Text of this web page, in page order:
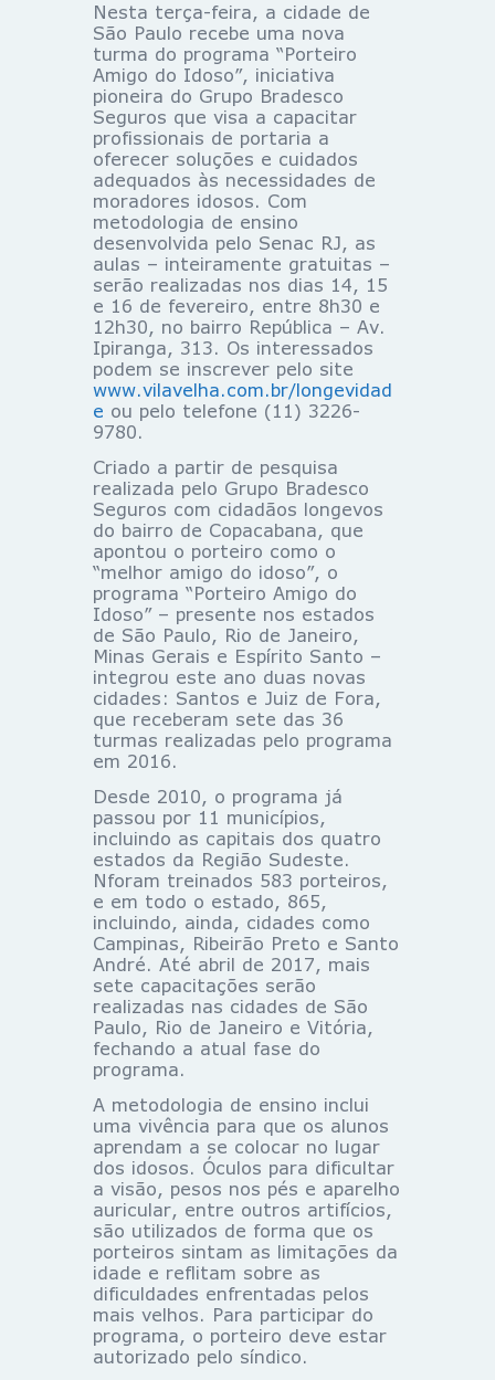
Nesta terça-feira, a cidade de
São Paulo recebe uma nova
turma do programa “Porteiro
Amigo do Idoso”, iniciativa
pioneira do Grupo Bradesco
Seguros que visa a capacitar
profissionais de portaria a
oferecer soluções e cuidados
adequados às necessidades de
moradores idosos. Com
metodologia de ensino
desenvolvida pelo Senac RJ, as
aulas – inteiramente gratuitas –
serão realizadas nos dias 14, 15
e 16 de fevereiro, entre 8h30 e
12h30, no bairro República – Av.
Ipiranga, 313. Os interessados
podem se inscrever pelo site
www.vilavelha.com.br/longevidad
e ou pelo telefone (11) 3226-
9780.
Criado a partir de pesquisa
realizada pelo Grupo Bradesco
Seguros com cidadãos longevos
do bairro de Copacabana, que
apontou o porteiro como o
“melhor amigo do idoso”, o
programa “Porteiro Amigo do
Idoso” – presente nos estados
de São Paulo, Rio de Janeiro,
Minas Gerais e Espírito Santo –
integrou este ano duas novas
cidades: Santos e Juiz de Fora,
que receberam sete das 36
turmas realizadas pelo programa
em 2016.
Desde 2010, o programa já
passou por 11 municípios,
incluindo as capitais dos quatro
estados da Região Sudeste.
Nforam treinados 583 porteiros,
e em todo o estado, 865,
incluindo, ainda, cidades como
Campinas, Ribeirão Preto e Santo
André. Até abril de 2017, mais
sete capacitações serão
realizadas nas cidades de São
Paulo, Rio de Janeiro e Vitória,
fechando a atual fase do
programa.
A metodologia de ensino inclui
uma vivência para que os alunos
aprendam a se colocar no lugar
dos idosos. Óculos para dificultar
a visão, pesos nos pés e aparelho
auricular, entre outros artifícios,
são utilizados de forma que os
porteiros sintam as limitações da
idade e reflitam sobre as
dificuldades enfrentadas pelos
mais velhos. Para participar do
programa, o porteiro deve estar
autorizado pelo síndico.